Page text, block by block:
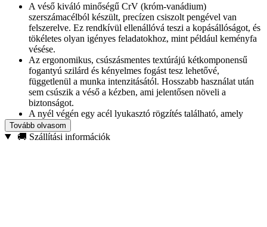
A véső kiváló minőségű CrV (króm-vanádium)
szerszámacélból készült, precízen csiszolt pengével van
felszerelve. Ez rendkívül ellenállóvá teszi a kopásállóságot, és
tökéletes olyan igényes feladatokhoz, mint például keményfa
vésése.
Az ergonomikus, csúszásmentes textúrájú kétkomponensű
fogantyú szilárd és kényelmes fogást tesz lehetővé,
függetlenül a munka intenzitásától. Hosszabb használat után
sem csúszik a véső a kézben, ami jelentősen növeli a
biztonságot.
A nyél végén egy acél lyukasztó rögzítés található, amely
lehetővé teszi, hogy kalapácsot vagy kalapácsot használjon
anélkül, hogy félne a fogantyú sérülésétől.
Tovább olvasom
🚚 Szállítási információk